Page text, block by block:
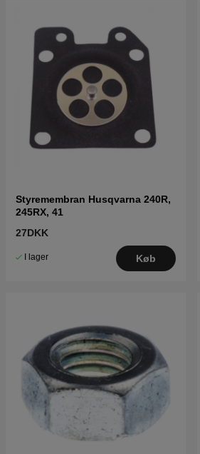
Styremembran Husqvarna 240R,
245RX, 41
27DKK
I lager Køb